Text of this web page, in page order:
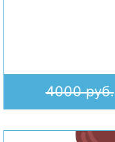
4000 руб.